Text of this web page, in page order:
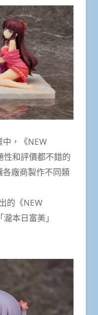
，《NEW
性和評價都不錯的
廠商製作不同類
的《NEW
本日富美」